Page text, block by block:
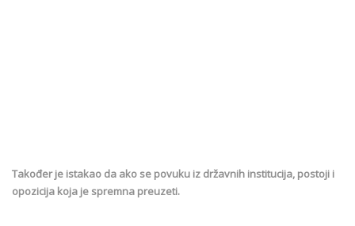
Također je istakao da ako se povuku iz državnih institucija, postoji i
opozicija koja je spremna preuzeti.